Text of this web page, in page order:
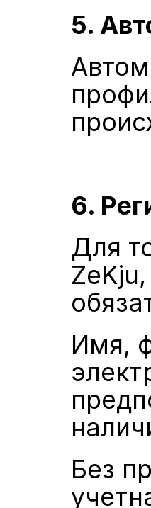
5.
6.
Для
Имя,
Без